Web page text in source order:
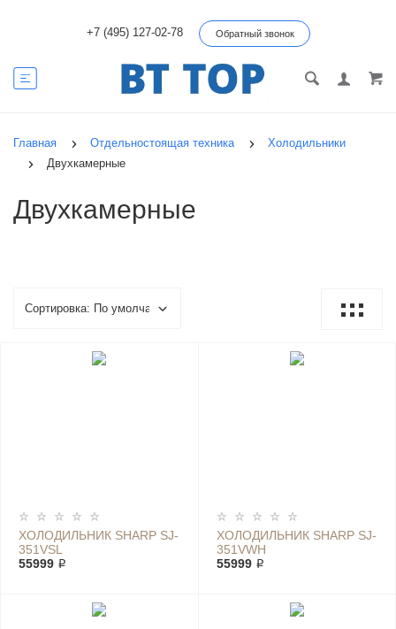
+7 (495) 127-02-78 Обратный звонок
Главная Отдельностоящая техника
Холодильники
Двухкамерные
Двухкамерные
ХОЛОДИЛЬНИК SHARP SJ-
351VSL
55999 ₽
ХОЛОДИЛЬНИК SHARP SJ-
351VWH
55999 ₽